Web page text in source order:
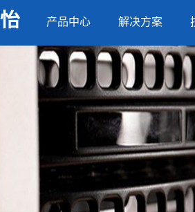
产品中心 解决方案